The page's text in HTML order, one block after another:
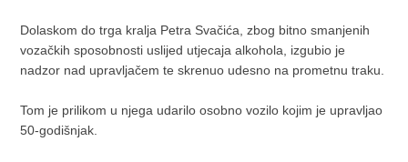
Dolaskom do trga kralja Petra Svačića, zbog bitno smanjenih
vozačkih sposobnosti uslijed utjecaja alkohola, izgubio je
nadzor nad upravljačem te skrenuo udesno na prometnu traku.
Tom je prilikom u njega udarilo osobno vozilo kojim je upravljao
50-godišnjak.